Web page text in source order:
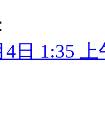
4日 1:35 上